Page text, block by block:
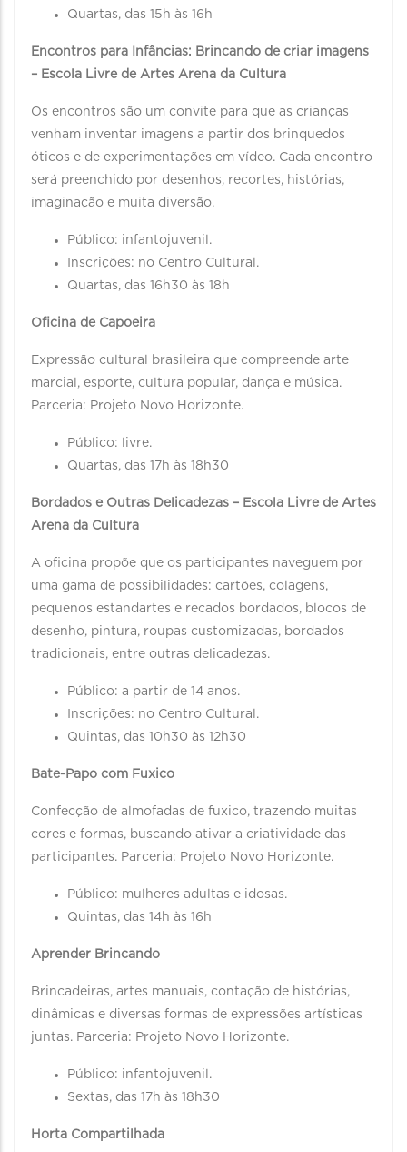
Quartas, das 15h às 16h
Encontros para Infâncias: Brincando de criar imagens
– Escola Livre de Artes Arena da Cultura
Os encontros são um convite para que as crianças
venham inventar imagens a partir dos brinquedos
óticos e de experimentações em vídeo. Cada encontro
será preenchido por desenhos, recortes, histórias,
imaginação e muita diversão.
Público: infantojuvenil.
Inscrições: no Centro Cultural.
Quartas, das 16h30 às 18h
Oficina de Capoeira
Expressão cultural brasileira que compreende arte
marcial, esporte, cultura popular, dança e música.
Parceria: Projeto Novo Horizonte.
Público: livre.
Quartas, das 17h às 18h30
Bordados e Outras Delicadezas – Escola Livre de Artes
Arena da Cultura
A oficina propõe que os participantes naveguem por
uma gama de possibilidades: cartões, colagens,
pequenos estandartes e recados bordados, blocos de
desenho, pintura, roupas customizadas, bordados
tradicionais, entre outras delicadezas.
Público: a partir de 14 anos.
Inscrições: no Centro Cultural.
Quintas, das 10h30 às 12h30
Bate-Papo com Fuxico
Confecção de almofadas de fuxico, trazendo muitas
cores e formas, buscando ativar a criatividade das
participantes. Parceria: Projeto Novo Horizonte.
Público: mulheres adultas e idosas.
Quintas, das 14h às 16h
Aprender Brincando
Brincadeiras, artes manuais, contação de histórias,
dinâmicas e diversas formas de expressões artísticas
juntas. Parceria: Projeto Novo Horizonte.
Público: infantojuvenil.
Sextas, das 17h às 18h30
Horta Compartilhada